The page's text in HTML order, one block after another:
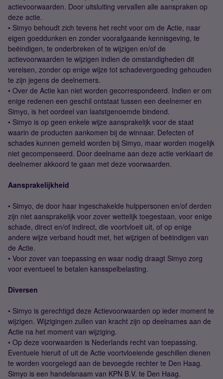
actievoorwaarden. Door uitsluiting vervallen alle aanspraken op
deze actie.
• Simyo behoudt zich tevens het recht voor om de Actie, naar
eigen goeddunken en zonder voorafgaande kennisgeving, te
beëindigen, te onderbreken of te wijzigen en/of de
actievoorwaarden te wijzigen indien de omstandigheden dit
vereisen, zonder op enige wijze tot schadevergoeding gehouden
te zijn jegens de deelnemers.
• Over de Actie kan niet worden gecorrespondeerd. Indien er om
enige redenen een geschil ontstaat tussen een deelnemer en
Simyo, is het oordeel van laatstgenoemde bindend.
• Simyo is op geen enkele wijze aansprakelijk voor de staat
waarin de producten aankomen bij de winnaar. Defecten of
schades kunnen gemeld worden bij Simyo, maar worden mogelijk
niet gecompenseerd. Door deelname aan deze actie verklaart de
deelnemer akkoord te gaan met deze voorwaarden.
Aansprakelijkheid
• Simyo, de door haar ingeschakelde hulppersonen en/of derden
zijn niet aansprakelijk voor zover wettelijk toegestaan, voor enige
schade, direct en/of indirect, die voortvloeit uit, of op enige
andere wijze verband houdt met, het wijzigen of beëindigen van
de Actie.
• Voor zover van toepassing en waar nodig draagt Simyo zorg
voor eventueel te betalen kansspelbelasting.
Diversen
• Simyo is gerechtigd deze Actievoorwaarden op ieder moment te
wijzigen. Wijzigingen zullen van kracht zijn op deelnames aan de
Actie na het moment van wijziging.
• Op deze voorwaarden is Nederlands recht van toepassing.
Eventuele hieruit of uit de Actie voortvloeiende geschillen dienen
te worden voorgelegd aan de bevoegde rechter te Den Haag.
Simyo is een handelsnaam van KPN B.V. te Den Haag.